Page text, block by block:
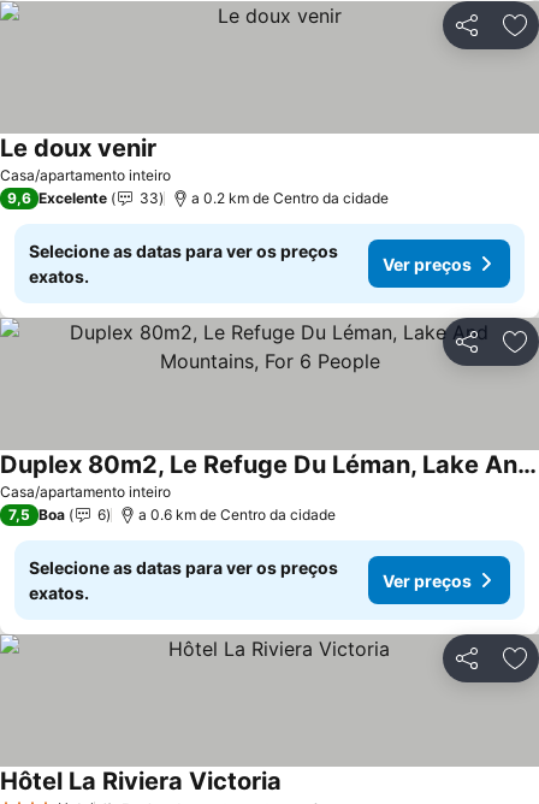
Partilhar
Casa/apartamento inteiro
Le doux venir
9,6 Excelente 33 a 0.2 km de Centro da cidade
Selecione as datas para ver os preços
exatos.
Ver preços
Partilhar
Casa/apartamento inteiro
Duplex 80m2, Le Refuge Du Léman, Lake And Mountains, For 6 People
7,5 Boa 6 a 0.6 km de Centro da cidade
Selecione as datas para ver os preços
exatos.
Ver preços
Partilhar
Hôtel La Riviera Victoria